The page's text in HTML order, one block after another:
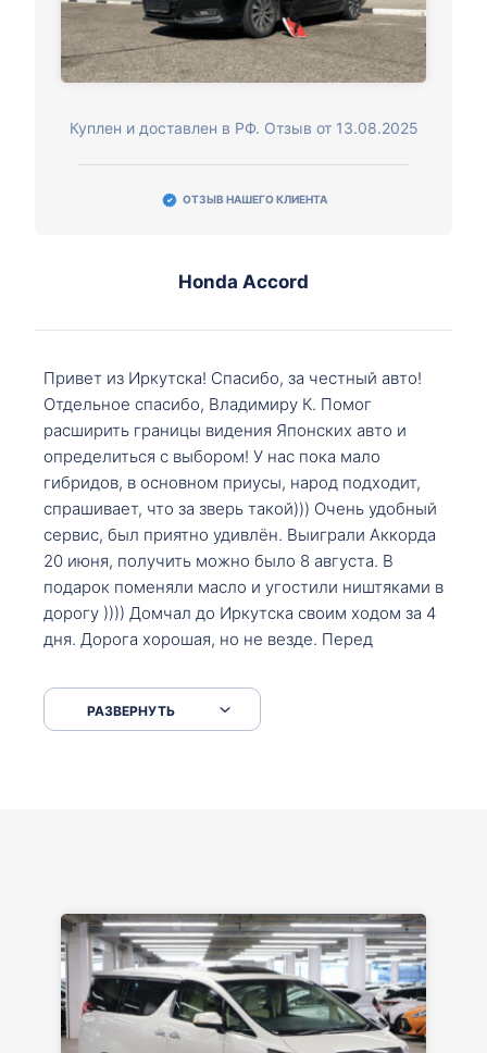
Куплен и доставлен в РФ. Отзыв от 13.08.2025
ОТЗЫВ НАШЕГО КЛИЕНТА
Honda Accord
Привет из Иркутска! Спасибо, за честный авто!
Отдельное спасибо, Владимиру К. Помог
расширить границы видения Японских авто и
определиться с выбором! У нас пока мало
гибридов, в основном приусы, народ подходит,
спрашивает, что за зверь такой))) Очень удобный
сервис, был приятно удивлён. Выиграли Аккорда
20 июня, получить можно было 8 августа. В
подарок поменяли масло и угостили ништяками в
дорогу )))) Домчал до Иркутска своим ходом за 4
дня. Дорога хорошая, но не везде. Перед
серпантинах по пути следования.
РАЗВЕРНУТЬ